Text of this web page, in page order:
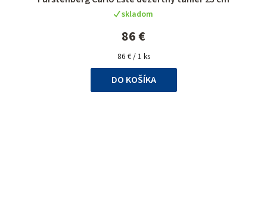
skladom
86 €
Jednotková
cena:
86 € / 1 ks
DO KOŠÍKA